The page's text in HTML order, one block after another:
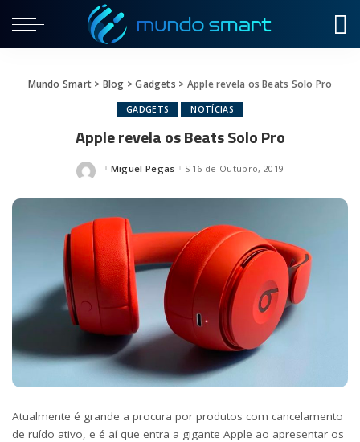
Mundo Smart > Blog >Gadgets > Apple revela os Beats Solo Pro
GADGETS NOTÍCIAS
Apple revela os Beats Solo Pro
Posted
Miguel Pegas 16 de Outubro, 2019
Atualmente é grande a procura por produtos com cancelamento
de ruído ativo, e é aí que entra a gigante Apple ao apresentar os